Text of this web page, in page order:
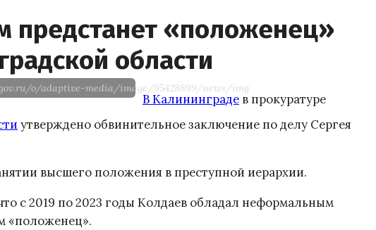
предстанет «положенец»
области
o/adaptive-media/image/95428899/news/img
В Калининграде в прокуратуре
утверждено обвинительное заключение по делу Сергея
высшего положения в преступной иерархии.
с 2019 по 2023 годы Колдаев обладал неформальным
«положенец».